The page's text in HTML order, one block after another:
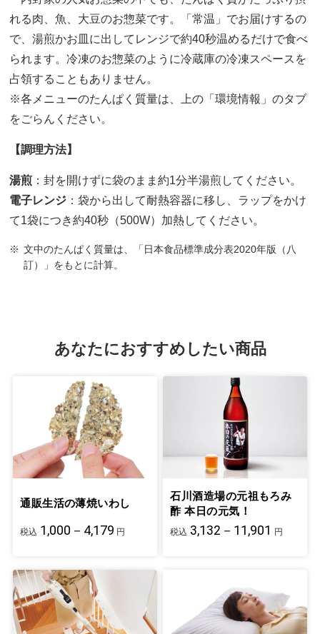
れる肉、魚、大豆のお惣菜です。「常温」でお届けするの
で、湯煎かお皿に出してレンジで約40秒温めるだけで食べ
られます。冷凍のお惣菜のように冷蔵庫の冷凍スペースを
占領することもありません。
※各メニューのたんぱく質量は、上の「環境情報」のタブ
をごらんください。
【調理方法】
湯煎 ：封を開けずに袋のまま約1分半湯煎してください。
電子レンジ ：袋から出して耐熱容器に移し、ラップをかけ
て1袋につき約40秒（500W）加熱してください。
文中のたんぱく質量は、「日本食品標準成分表2020年版（八
訂）」をもとに計算。
あなたにおすすめしたい商品
通販生活の薄焼いわし
税込 1,000－4,179 円
石川酒造場の元祖もろみ
酢 本日の元気！
税込 3,132－11,901 円